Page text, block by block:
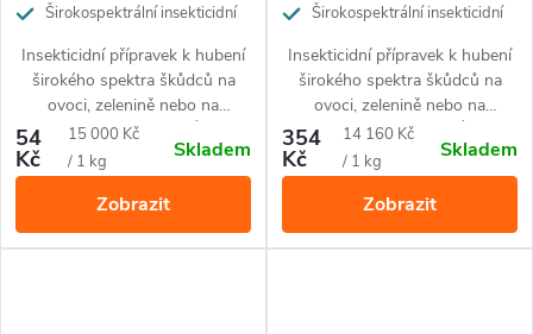
Širokospektrální insekticidní
zeleniny a okrasných rostlin
Insekticidní přípravek k hubení
širokého spektra škůdců na
ovoci, zelenině nebo na
okrasných rostlinách. Účinný
proti mandelince, mšicím,
obaleči jablečnému, molici,
vlnatce krvavé.
54
Kč
Měrná
cena:
15 000 Kč
/ 1 kg
Skladem
Zobrazit
Širokospektrální insekticidní
zeleniny a okrasných rostlin
Insekticidní přípravek k hubení
širokého spektra škůdců na
ovoci, zelenině nebo na
okrasných rostlinách. Účinný
proti mandelince, mšicím,
obaleči jablečnému, molici,
vlnatce krvavé.
354
Kč
Měrná
cena:
14 160 Kč
/ 1 kg
Skladem
Zobrazit